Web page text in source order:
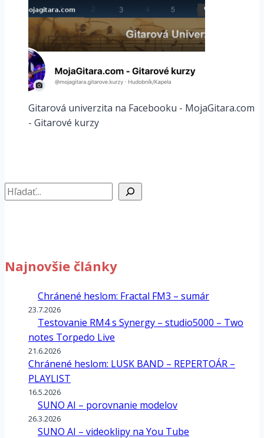
Gitarová univerzita na Facebooku - MojaGitara.com
- Gitarové kurzy
Hľadať
Najnovšie články
Chránené heslom: Fractal FM3 – sumár
23.7.2026
Testovanie RM4 s Synergy – studio5000 – Two
notes Torpedo Live
21.6.2026
Chránené heslom: LUSK BAND – REPERTOÁR –
PLAYLIST
16.5.2026
SUNO AI – porovnanie modelov
26.3.2026
SUNO AI – videoklipy na You Tube